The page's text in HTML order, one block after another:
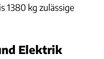
1380 kg zulässige
Elektrik